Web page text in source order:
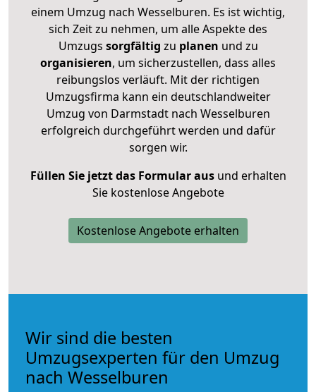
einem Umzug nach Wesselburen. Es ist wichtig,
sich Zeit zu nehmen, um alle Aspekte des
Umzugs sorgfältig zu planen und zu
organisieren, um sicherzustellen, dass alles
reibungslos verläuft. Mit der richtigen
Umzugsfirma kann ein deutschlandweiter
Umzug von Darmstadt nach Wesselburen
erfolgreich durchgeführt werden und dafür
sorgen wir.
Füllen Sie jetzt das Formular ausund erhalten
Sie kostenlose Angebote
Kostenlose Angebote erhalten
Wir sind die besten
Umzugsexperten für den Umzug
nach Wesselburen